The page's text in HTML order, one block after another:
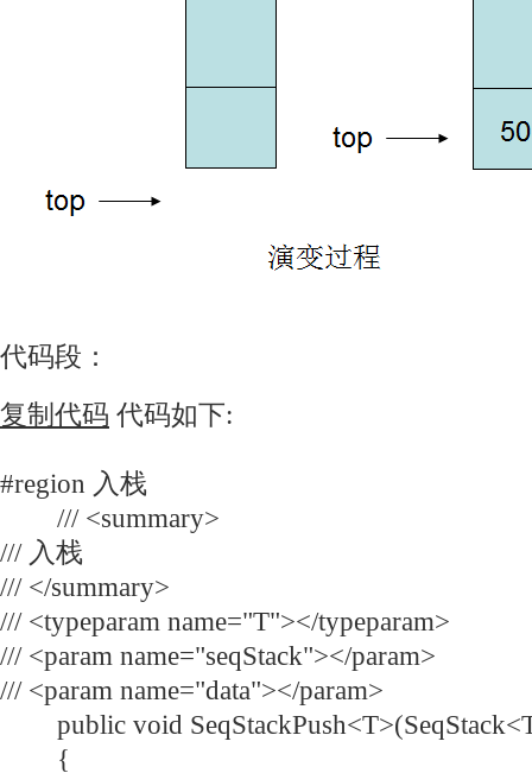
代码段：
复制代码 代码如下:
#region 入栈
/// <summary>
/// 入栈
/// </summary>
/// <typeparam name="T"></typeparam>
/// <param name="seqStack"></param>
/// <param name="data"></param>
public void
{